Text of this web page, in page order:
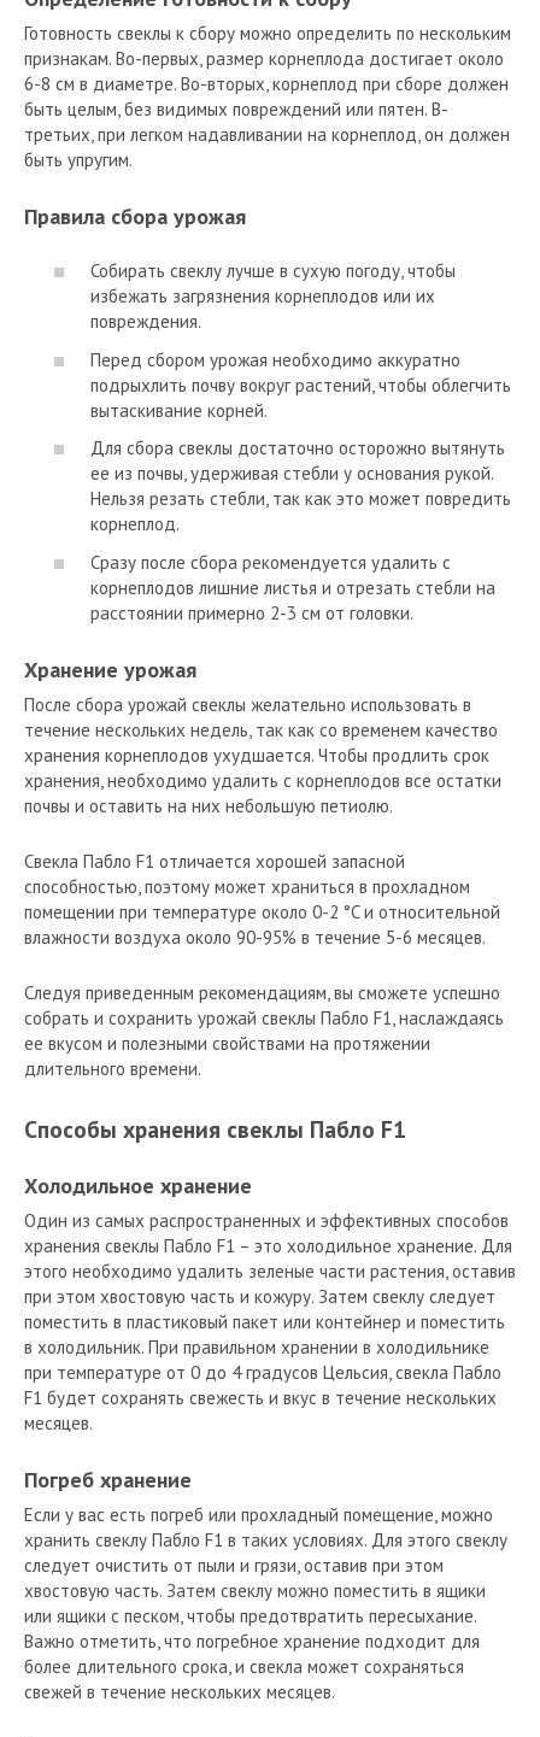
Готовность свеклы к сбору можно определить по нескольким
признакам. Во-первых, размер корнеплода достигает около
6-8 см в диаметре. Во-вторых, корнеплод при сборе должен
быть целым, без видимых повреждений или пятен. В-
третьих, при легком надавливании на корнеплод, он должен
быть упругим.
Правила сбора урожая
Собирать свеклу лучше в сухую погоду, чтобы
избежать загрязнения корнеплодов или их
повреждения.
Перед сбором урожая необходимо аккуратно
подрыхлить почву вокруг растений, чтобы облегчить
вытаскивание корней.
Для сбора свеклы достаточно осторожно вытянуть
ее из почвы, удерживая стебли у основания рукой.
Нельзя резать стебли, так как это может повредить
корнеплод.
Сразу после сбора рекомендуется удалить с
корнеплодов лишние листья и отрезать стебли на
расстоянии примерно 2-3 см от головки.
Хранение урожая
После сбора урожай свеклы желательно использовать в
течение нескольких недель, так как со временем качество
хранения корнеплодов ухудшается. Чтобы продлить срок
хранения, необходимо удалить с корнеплодов все остатки
почвы и оставить на них небольшую петиолю.
Свекла Пабло F1 отличается хорошей запасной
способностью, поэтому может храниться в прохладном
помещении при температуре около 0-2 °C и относительной
влажности воздуха около 90-95% в течение 5-6 месяцев.
Следуя приведенным рекомендациям, вы сможете успешно
собрать и сохранить урожай свеклы Пабло F1, наслаждаясь
ее вкусом и полезными свойствами на протяжении
длительного времени.
Способы хранения свеклы Пабло F1
Холодильное хранение
Один из самых распространенных и эффективных способов
хранения свеклы Пабло F1 – это холодильное хранение. Для
этого необходимо удалить зеленые части растения, оставив
при этом хвостовую часть и кожуру. Затем свеклу следует
поместить в пластиковый пакет или контейнер и поместить
в холодильник. При правильном хранении в холодильнике
при температуре от 0 до 4 градусов Цельсия, свекла Пабло
F1 будет сохранять свежесть и вкус в течение нескольких
месяцев.
Погреб хранение
Если у вас есть погреб или прохладный помещение, можно
хранить свеклу Пабло F1 в таких условиях. Для этого свеклу
следует очистить от пыли и грязи, оставив при этом
хвостовую часть. Затем свеклу можно поместить в ящики
или ящики с песком, чтобы предотвратить пересыхание.
Важно отметить, что погребное хранение подходит для
более длительного срока, и свекла может сохраняться
свежей в течение нескольких месяцев.